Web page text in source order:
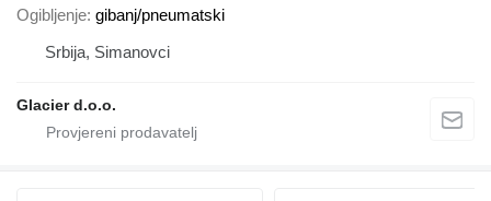
Ogibljenje gibanj/pneumatski
Srbija, Simanovci
Glacier d.o.o.